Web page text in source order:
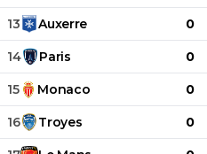
13 Auxerre 0
14 Paris 0
15 Monaco 0
16 Troyes 0